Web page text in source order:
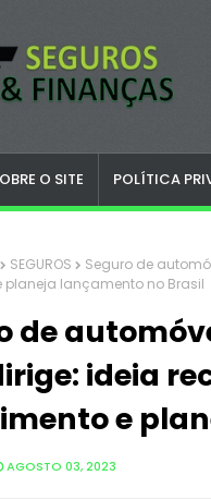
O SITE POLÍTICA
SEGUROS
Seguro de
planeja lançamento no Brasil
de
ideia
e
AGOSTO 03, 2023